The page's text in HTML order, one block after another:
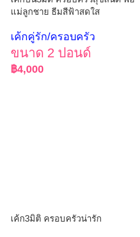
แม่ลูกชาย ธีมสีฟ้าสดใส
เค้กคู่รัก/ครอบครัว
ขนาด 2 ปอนด์
฿4,000
เค้ก3มิติ ครอบครัวน่ารัก